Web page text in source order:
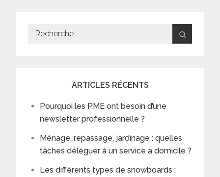
Search
ARTICLES RÉCENTS
Pourquoi les PME ont besoin d’une
newsletter professionnelle ?
Ménage, repassage, jardinage : quelles
tâches déléguer à un service à domicile ?
Les différents types de snowboards :